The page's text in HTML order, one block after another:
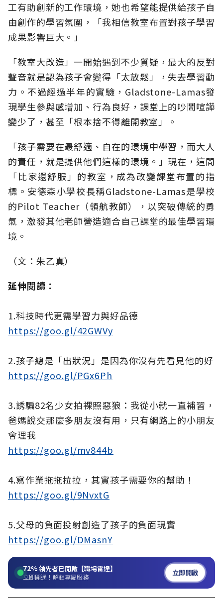
工有助創新的工作環境，她也希望能提供給孩子自
由創作的學習氛圍，「我相信教室布置對孩子學習
成果影響巨大。」
「教室大改造」一開始遇到不少質疑，最大的反對
聲音就是認為孩子會變得「太放鬆」，失去學習動
力。不過經過半年的實驗，Gladstone-Lamas發
現學生參與感增加、行為良好，課堂上的吵鬧喧譁
變少了，甚至「根本捨不得離開教室」。
「孩子需要在最舒適、自在的環境中學習，而大人
的責任，就是提供他們這樣的環境。」現在，這間
「比家還舒服」的教室，成為改變課堂布置的指
標。安德森小學校長稱Gladstone-Lamas是學校
的Pilot Teacher（領航教師），以突破傳統的勇
氣，激發其他老師營造適合自己課堂的最佳學習環
境。
（文：朱乙真）
延伸閱讀：
1.科技時代更需學習力與好品德
https://goo.gl/42GWVy
2.孩子總是「出狀況」是因為你沒有先看見他的好
https://goo.gl/PGx6Ph
3.誘騙82名少女拍裸照惡狼：我從小就一直補習，
爸媽說交那麼多朋友沒有用，只有網路上的小朋友
會理我
https://goo.gl/mv844b
4.寫作業拖拖拉拉，其實孩子需要你的幫助！
https://goo.gl/9NvxtG
5.父母的負面投射創造了孩子的負面現實
https://goo.gl/DMasnY
72%領先者已開啟【職場雷達】
立即開通！解鎖專屬服務 立即開啟